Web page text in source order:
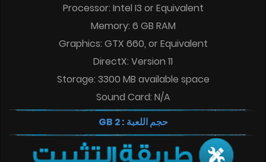
Processor: Intel I3 or Equivalent
Memory: 6 GB RAM
Graphics: GTX 660, or Equivalent
DirectX: Version 11
Storage: 3300 MB available space
Sound Card: N/A
حجم اللعبة : 2 GB